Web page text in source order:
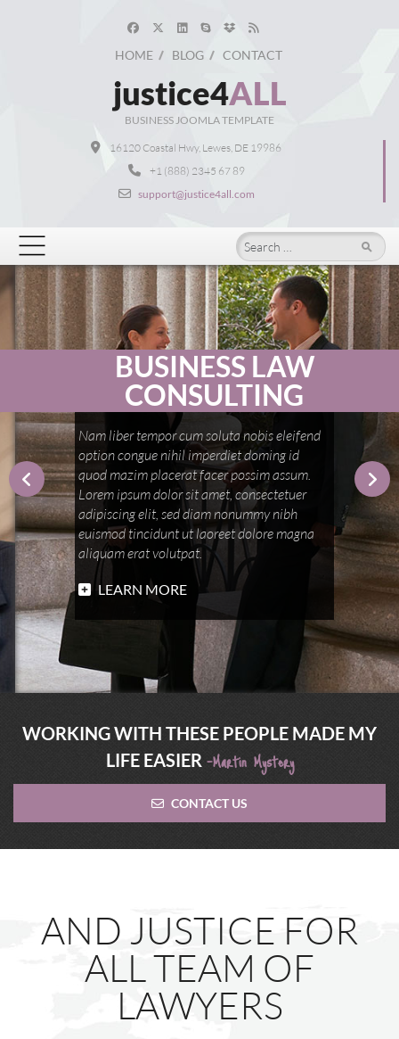
HOME BLOG CONTACT
justice4ALL
BUSINESS JOOMLA TEMPLATE
16120 Coastal Hwy, Lewes, DE 19986
+1 (888) 2345 67 89
support@justice4all.com
Search
BUSINESS LAW
CONSULTING
Nam liber tempor cum soluta nobis eleifend
option congue nihil imperdiet doming id
quod mazim placerat facer possim assum.
Lorem ipsum dolor sit amet, consectetuer
adipiscing elit, sed diam nonummy nibh
euismod tincidunt ut laoreet dolore magna
aliquam erat volutpat.
LEARN MORE
WORKING WITH THESE PEOPLE MADE MY
LIFE EASIER -Martin Mystery
CONTACT US
AND JUSTICE FOR
ALL TEAM OF
LAWYERS